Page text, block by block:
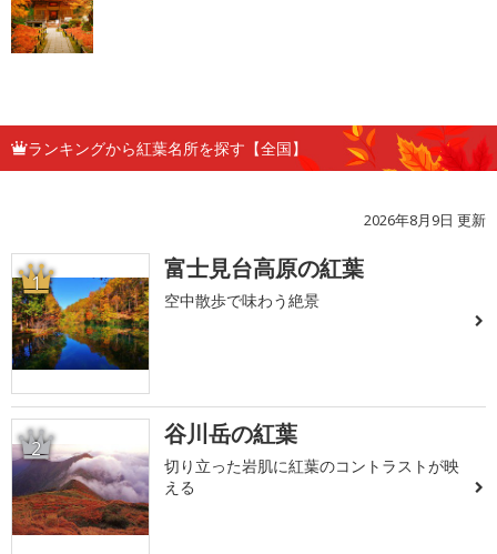
ランキングから紅葉名所を探す【全国】
2026年8月9日 更新
1 富士見台高原の紅葉
空中散歩で味わう絶景
2 谷川岳の紅葉
切り立った岩肌に紅葉のコントラストが映
える